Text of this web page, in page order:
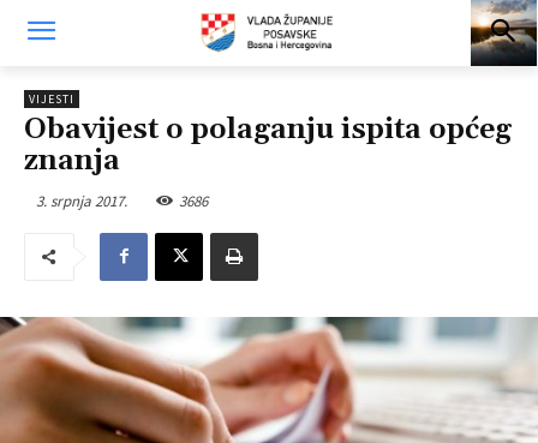
VIJESTI
Obavijest o polaganju ispita općeg
znanja
3. srpnja 2017. 3686